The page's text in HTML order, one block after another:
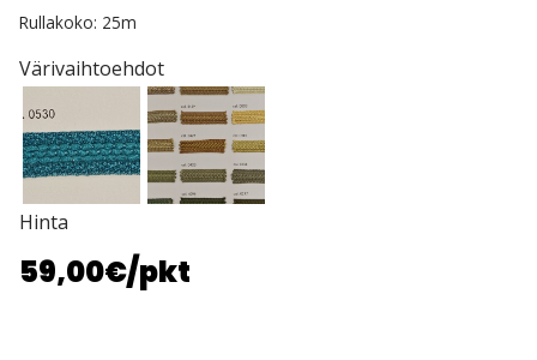
Rullakoko: 25m
Värivaihtoehdot
Hinta
59,00€/pkt